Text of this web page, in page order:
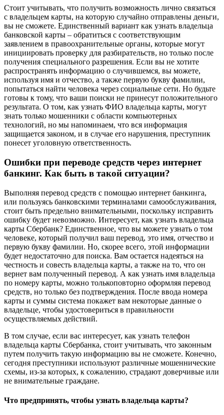
Стоит учитывать, что получить возможность лично связаться
с владельцем карты, на которую случайно отправлены деньги,
вы не сможете. Единственный вариант как узнать владельца
банковской карты – обратиться с соответствующим
заявлением в правоохранительные органы, которые могут
инициировать проверку для разбирательств, но только после
получения специального разрешения. Если вы не хотите
распространять информацию о случившемся, вы можете,
используя имя и отчество, а также первую букву фамилии,
попытаться найти человека через социальные сети. Но будьте
готовы к тому, что ваши поиски не принесут положительного
результата. О том, как узнать ФИО владельца карты, могут
знать только мошенники с области компьютерных
технологий, но мы напоминаем, что вся информация
защищается законом, и в случае его нарушения, преступник
понесет уголовную ответственность.
Ошибки при переводе средств через интернет
банкинг. Как быть в такой ситуации?
Выполняя перевод средств с помощью интернет банкинга,
или пользуясь банковскими терминалами самообслуживания,
стоит быть предельно внимательными, поскольку исправить
ошибку будет невозможно. Интересует, как узнать владельца
карты Сбербанк? Единственное, что вы можете узнать о том
человеке, который получил ваш перевод, это имя, отчество и
первую букву фамилии. Но, скорее всего, этой информации
будет недостаточно для поиска. Вам остается надеяться на
честность и совесть владельца карты, а также на то, что он
вернет вам полученный перевод. А как узнать имя владельца
по номеру карты, можно толькоповторно оформляя перевод
средств, но только без подтверждения. После ввода номера
карты и суммы система покажет вам некоторые данные о
владельце, чтобы удостовериться в правильности
осуществляемых действий.
В том случае, если вас интересует, как узнать телефон
владельца карты Сбербанка, стоит учитывать, что законным
путем получить такую информацию вы не сможете. Конечно,
сегодня преступники используют различные мошеннические
схемы, из-за которых, к сожалению, страдают доверчивые или
не внимательные граждане.
Что предпринять, чтобы узнать владельца карты?